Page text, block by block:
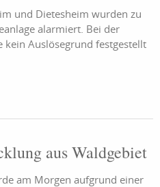
und Dietesheim wurden zu
alarmiert. Bei der
Auslösegrund festgestellt
aus Waldgebiet
am Morgen aufgrund einer